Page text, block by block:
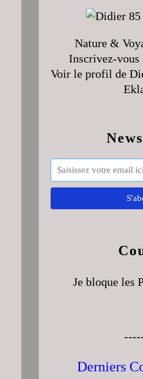
Nature &
Inscrivez-vous
Voir le profil de
Je bloque les
Derniers